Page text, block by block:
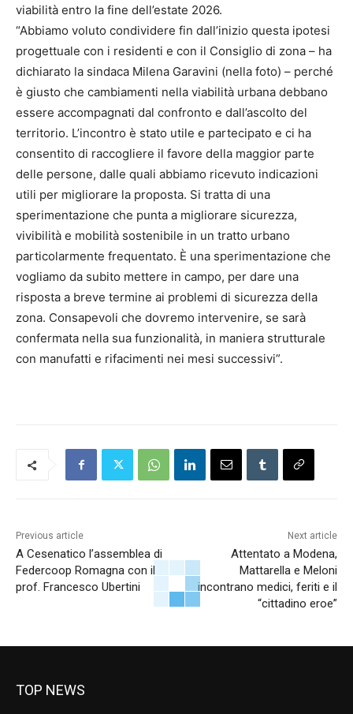
viabilità entro la fine dell’estate 2026.
“Abbiamo voluto condividere fin dall’inizio questa ipotesi
progettuale con i residenti e con il Consiglio di zona – ha
dichiarato la sindaca Milena Garavini (nella foto) – perché
è giusto che cambiamenti nella viabilità urbana debbano
essere accompagnati dal confronto e dall’ascolto del
territorio. L’incontro è stato utile e partecipato e ci ha
consentito di raccogliere il favore della maggior parte
delle persone, dalle quali abbiamo ricevuto indicazioni
utili per migliorare la proposta. Si tratta di una
sperimentazione che punta a migliorare sicurezza,
vivibilità e mobilità sostenibile in un tratto urbano
particolarmente frequentato. È una sperimentazione che
vogliamo da subito mettere in campo, per dare una
risposta a breve termine ai problemi di sicurezza della
zona. Consapevoli che dovremo intervenire, se sarà
confermata nella sua funzionalità, in maniera strutturale
con manufatti e rifacimenti nei mesi successivi”.
Previous article
A Cesenatico l’assemblea di
Federcoop Romagna con il
prof. Francesco Ubertini
Next article
Attentato a Modena,
Mattarella e Meloni
incontrano medici, feriti e il
“cittadino eroe”
TOP NEWS